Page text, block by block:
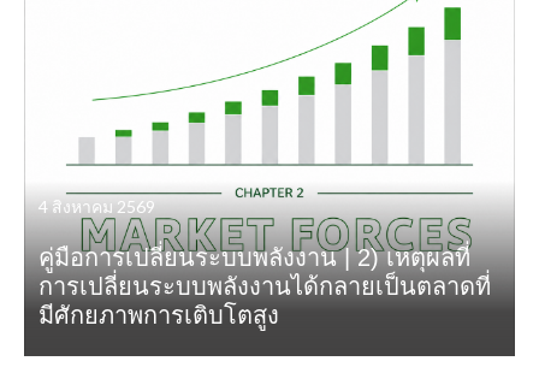
4 สิงหาคม 2569
คู่มือการเปลี่ยนระบบพลังงาน | 2) เหตุผลที่
การเปลี่ยนระบบพลังงานได้กลายเป็นตลาดที่
มีศักยภาพการเติบโตสูง